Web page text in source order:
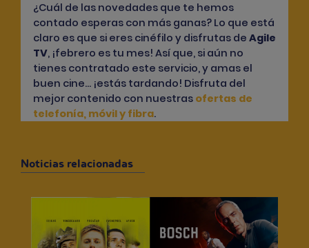
¿Cuál de las novedades que te hemos
contado esperas con más ganas? Lo que está
claro es que si eres cinéfilo y disfrutas de Agile
TV, ¡febrero es tu mes! Así que, si aún no
tienes contratado este servicio, y amas el
buen cine… ¡estás tardando! Disfruta del
mejor contenido con nuestras ofertas de
telefonía, móvil y fibra.
Noticias relacionadas